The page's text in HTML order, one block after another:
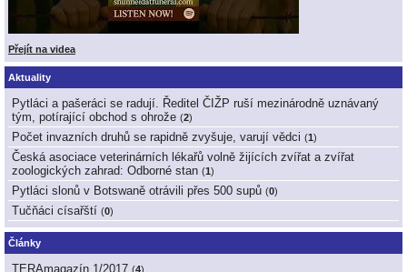
Přejít na videa
Aktuality
Pytláci a pašeráci se radují. Ředitel ČIŽP ruší mezinárodně uznávaný
tým, potírající obchod s ohrože (2)
Počet invazních druhů se rapidně zvyšuje, varují vědci (1 )
Česká asociace veterinárních lékařů volně žijících zvířat a zvířat
zoologických zahrad: Odborné stan (1 )
Pytláci slonů v Botswaně otrávili přes 500 supů (0)
Tučňáci císařští (0)
Články
TERAmagazín 1/2017 (4)